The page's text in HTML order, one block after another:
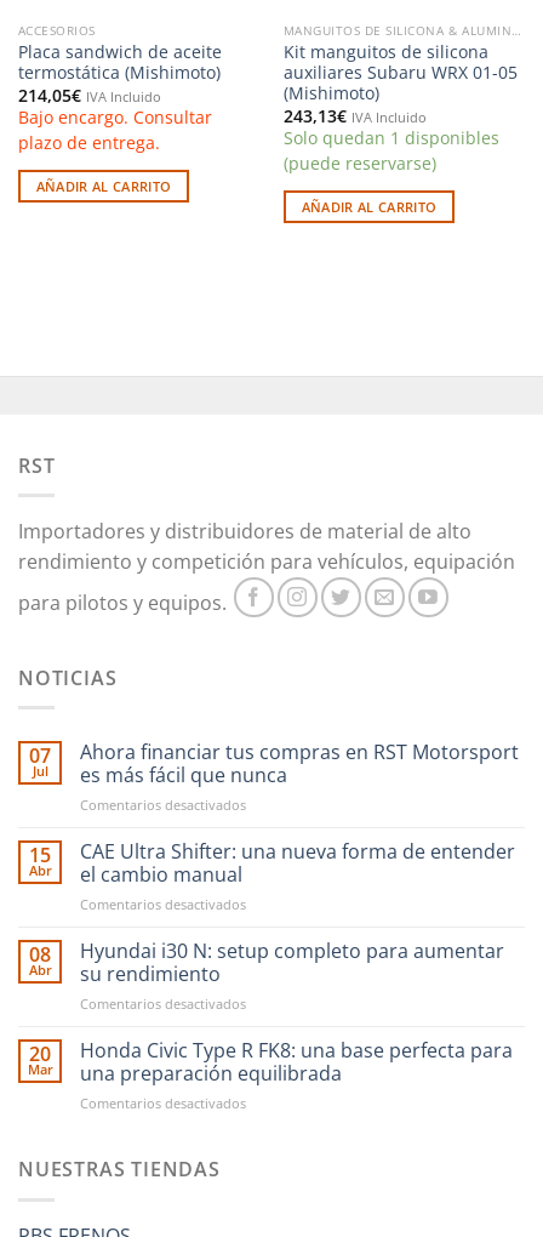
ACCESORIOS
Placa sandwich de aceite
termostática (Mishimoto)
214,05€ IVA Incluido
Bajo encargo. Consultar
plazo de entrega.
AÑADIR AL CARRITO
MANGUITOS DE SILICONA & ALUMINIO
Kit manguitos de silicona
auxiliares Subaru WRX 01-05
(Mishimoto)
243,13€ IVA Incluido
Solo quedan 1 disponibles
(puede reservarse)
AÑADIR AL CARRITO
RST
Importadores y distribuidores de material de alto
rendimiento y competición para vehículos, equipación
para pilotos y equipos.
NOTICIAS
07
Jul
Ahora financiar tus compras en RST Motorsport
es más fácil que nunca
Comentarios desactivadosen
financiar
en
Motorsport
fácil
nunca
15
Abr
CAE Ultra Shifter: una nueva forma de entender
el cambio manual
Comentarios desactivadosen
Ultra
Shifter:
nueva
de
entender
cambio
08
Abr
Hyundai i30 N: setup completo para aumentar
su rendimiento
Comentarios desactivadosen
i30
setup
completo
20
Mar
Honda Civic Type R FK8: una base perfecta para
una preparación equilibrada
Comentarios desactivadosen
NUESTRAS TIENDAS